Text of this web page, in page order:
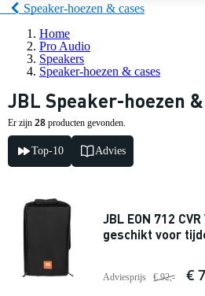
Speaker-hoezen & cases
Home
Pro Audio
Speakers
Speaker-hoezen & cases
JBL Speaker-hoezen
Er zijn 28 producten gevonden.
Top-10 Advies
JBL EON 712
geschikt voor
Adviesprijs € 92,- €